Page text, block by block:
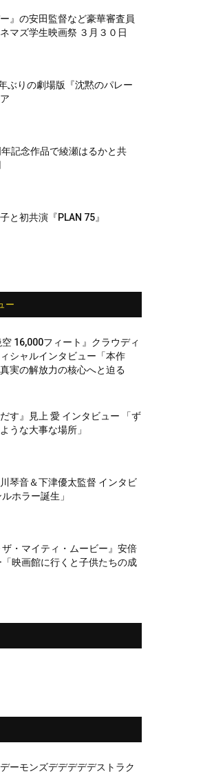
』の安田監督など豪華審査員
マズ学生映画祭 ３月３０日
ぶりの劇場版『沈黙のパレー
記念作品で綾瀬はるかと共
と初共演『PLAN 75』
ー
空 16,000フィート』クラウディ
シャルインタビュー「本作
実の解放力の核心へと迫る
す』見上 愛 インタビュー 「ず
うな大事な場所」
琴音＆下津優太監督 インタビ
ホラー誕生」
ザ・マイティ・ムービー』安倍
映画館に行くと子供たちの成
ーモンズデデデデデストラク